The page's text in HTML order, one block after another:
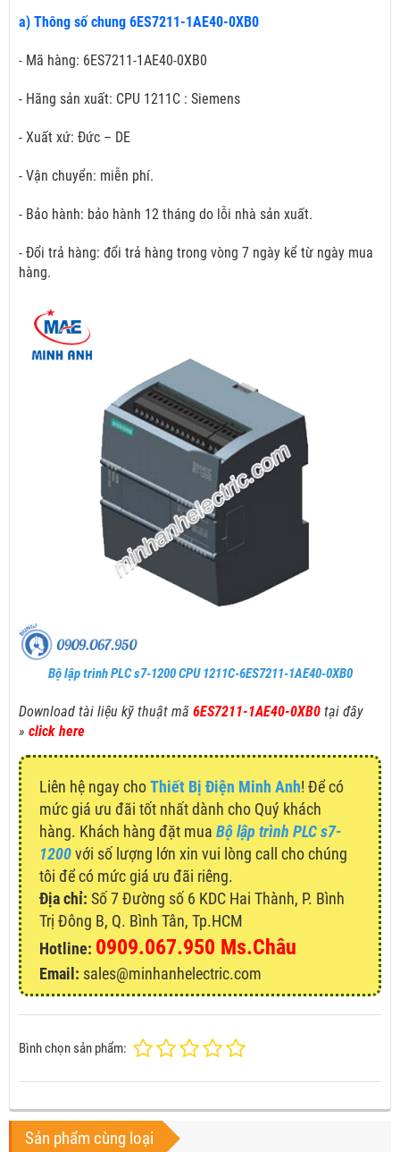
a) Thông số chung 6ES7211-1AE40-0XB0
- Mã hàng: 6ES7211-1AE40-0XB0
- Hãng sản xuất: CPU 1211C : Siemens
- Xuất xứ: Đức – DE
- Vận chuyển: miễn phí.
- Bảo hành: bảo hành 12 tháng do lỗi nhà sản xuất.
- Đổi trả hàng: đổi trả hàng trong vòng 7 ngày kể từ ngày mua
hàng.
Bộ lập trình PLC s7-1200 CPU 1211C-6ES7211-1AE40-0XB0
Download tài liệu kỹ thuật mã 6ES7211-1AE40-0XB0 tại đây
» click here
Liên hệ ngay choThiết Bị Điện Minh Anh! Để có
mức giá ưu đãi tốt nhất dành cho Quý khách
hàng. Khách hàng đặt mua Bộ lập trình PLC s7-
1200với số lượng lớn xin vui lòng call cho chúng
tôi để có mức giá ưu đãi riêng.
Địa chỉ: Số 7 Đường số 6 KDC Hai Thành, P. Bình
Trị Đông B, Q. Bình Tân, Tp.HCM
Hotline: 0909.067.950 Ms.Châu
Email: sales@minhanhelectric.com
Bình chọn sản phẩm:
Sản phẩm cùng loại